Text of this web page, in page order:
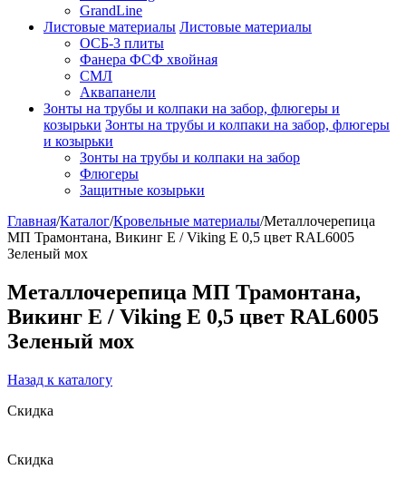
GrandLine
Листовые материалы Листовые материалы
ОСБ-3 плиты
Фанера ФСФ хвойная
СМЛ
Аквапанели
Зонты на трубы и колпаки на забор, флюгеры и
козырьки Зонты на трубы и колпаки на забор, флюгеры
и козырьки
Зонты на трубы и колпаки на забор
Флюгеры
Защитные козырьки
Главная/Каталог/Кровельные материалы/Металлочерепица
МП Трамонтана, Викинг Е / Viking E 0,5 цвет RAL6005
Зеленый мох
Металлочерепица МП Трамонтана,
Викинг Е / Viking E 0,5 цвет RAL6005
Зеленый мох
Назад к каталогу
Скидка
Скидка